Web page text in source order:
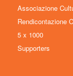
Associazione
Rendicontazione
5 x 1000
Supporters